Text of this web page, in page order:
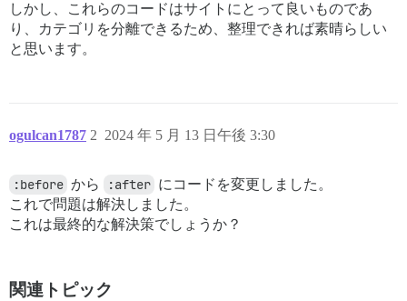
しかし、これらのコードはサイトにとって良いものであ
り、カテゴリを分離できるため、整理できれば素晴らしい
と思います。
ogulcan1787 2024 年 5 月 13 日午後 3:30
2
:before から :after にコードを変更しました。
これで問題は解決しました。
これは最終的な解決策でしょうか？
関連トピック